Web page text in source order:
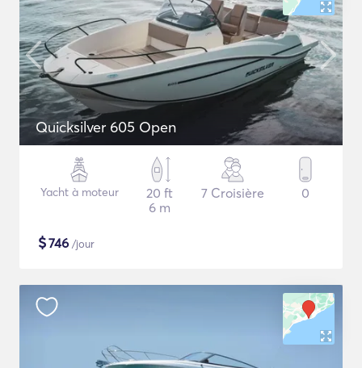
Quicksilver 605 Open
Yacht à moteur
20 ft
6 m
7 Croisière 0
$746 /jour